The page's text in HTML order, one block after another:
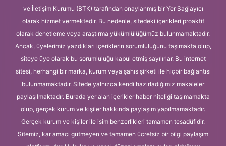
ve İletişim Kurumu (BTK) tarafından onaylanmış bir Yer Sağlayıcı
olarak hizmet vermektedir. Bu nedenle, sitedeki içerikleri proaktif
olarak denetleme veya araştırma yükümlülüğümüz bulunmamaktadır.
Ancak, üyelerimiz yazdıkları içeriklerin sorumluluğunu taşımakta olup,
siteye üye olarak bu sorumluluğu kabul etmiş sayılırlar. Bu internet
sitesi, herhangi bir marka, kurum veya şahıs şirketi ile hiçbir bağlantısı
bulunmamaktadır. Sitede yalnızca kendi hazırladığımız makaleler
paylaşılmaktadır. Burada yer alan içerikler haber niteliği taşımamakta
olup, gerçek kurum ve kişiler hakkında paylaşım yapılmamaktadır.
Gerçek kurum ve kişiler ile isim benzerlikleri tamamen tesadüfidir.
Sitemiz, kar amacı gütmeyen ve tamamen ücretsiz bir bilgi paylaşım